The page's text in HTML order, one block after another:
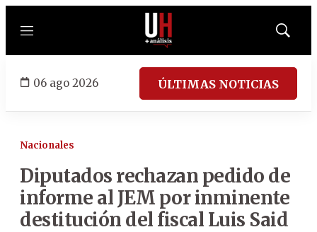
Menú
Mostrar
06 ago 2026 ÚLTIMAS NOTICIAS
Nacionales
Diputados rechazan pedido de
informe al JEM por inminente
destitución del fiscal Luis Said